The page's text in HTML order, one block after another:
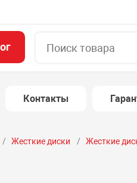
Контакты
Жесткие диски Жесткие